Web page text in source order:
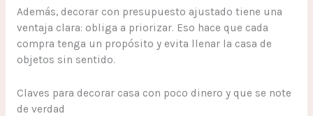
Además, decorar con presupuesto ajustado tiene una
ventaja clara: obliga a priorizar. Eso hace que cada
compra tenga un propósito y evita llenar la casa de
objetos sin sentido.
Claves para decorar casa con poco dinero y que se note
de verdad